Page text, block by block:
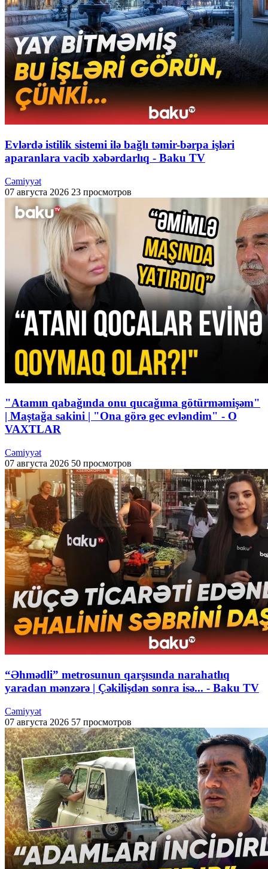
Evlərdə istilik sistemi ilə bağlı təmir-bərpa işləri
aparanlara vacib xəbərdarlıq - Baku TV
Cəmiyyət
07 августа 2026 23 просмотров
"Atamın qabağında onu qucağıma götürməmişəm"
| Maştağa sakini | "Ona görə gec evləndim" - O
VAXTLAR
Cəmiyyət
07 августа 2026 50 просмотров
“Əhmədli” metrosunun qarşısında narahatlıq
yaradan mənzərə | Çəkilişdən sonra isə... - Baku TV
Cəmiyyət
07 августа 2026 57 просмотров